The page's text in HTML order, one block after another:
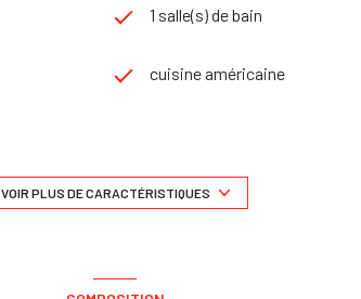
1 salle(s) de bain
cuisine américaine
exposition Ouest
VOIR PLUS DE CARACTÉRISTIQUES